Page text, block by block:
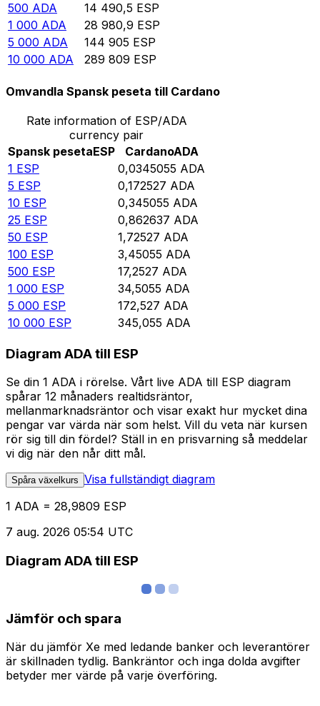
500 ADA 14 490,5 ESP
1 000 ADA 28 980,9 ESP
5 000 ADA 144 905 ESP
10 000 ADA 289 809 ESP
Omvandla Spansk peseta till Cardano
Rate information of ESP/ADA
currency pair
Spansk pesetaESP CardanoADA
1 ESP 0,0345055 ADA
5 ESP 0,172527 ADA
10 ESP 0,345055 ADA
25 ESP 0,862637 ADA
50 ESP 1,72527 ADA
100 ESP 3,45055 ADA
500 ESP 17,2527 ADA
1 000 ESP 34,5055 ADA
5 000 ESP 172,527 ADA
10 000 ESP 345,055 ADA
Diagram ADA till ESP
Se din 1 ADA i rörelse. Vårt live ADA till ESP diagram
spårar 12 månaders realtidsräntor,
mellanmarknadsräntor och visar exakt hur mycket dina
pengar var värda när som helst. Vill du veta när kursen
rör sig till din fördel? Ställ in en prisvarning så meddelar
vi dig när den når ditt mål.
Spåra växelkurs Visa fullständigt diagram
1 ADA = 28,9809 ESP
7 aug. 2026 05:54 UTC
Diagram ADA till ESP
Jämför och spara
När du jämför Xe med ledande banker och leverantörer
är skillnaden tydlig. Bankräntor och inga dolda avgifter
betyder mer värde på varje överföring.